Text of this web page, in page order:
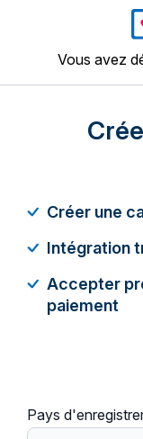
Vous avez
Créer une
Intégration
Accepter
paiement
Pays